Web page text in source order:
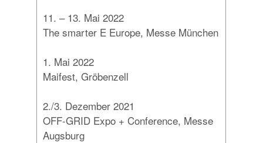
11. – 13. Mai 2022
The smarter E Europe, Messe München
1. Mai 2022
Maifest, Gröbenzell
2./3. Dezember 2021
OFF-GRID Expo + Conference, Messe
Augsburg